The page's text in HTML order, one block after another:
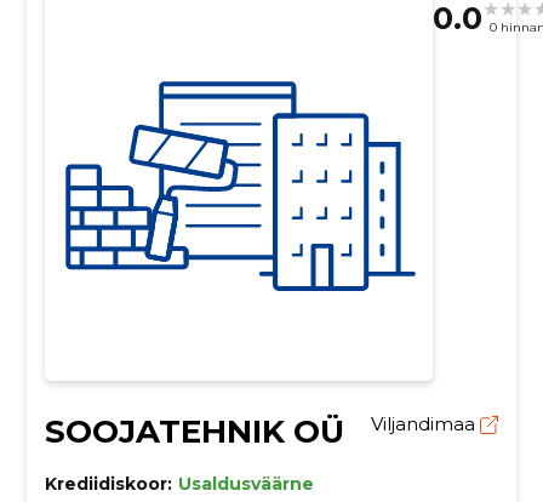
0.0 0
SOOJATEHNIK OÜ Viljandimaa
Krediidiskoor: Usaldusväärne